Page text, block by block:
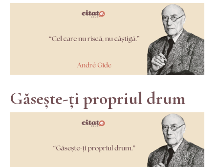
Găsește-ți propriul drum